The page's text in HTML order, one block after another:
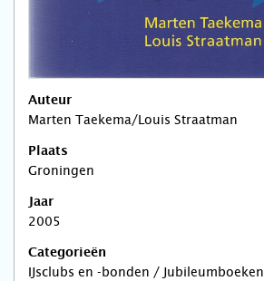
Auteur
Marten Taekema/Louis Straatman
Plaats
Groningen
Jaar
2005
Categorieën
IJsclubs en -bonden / Jubileumboeken